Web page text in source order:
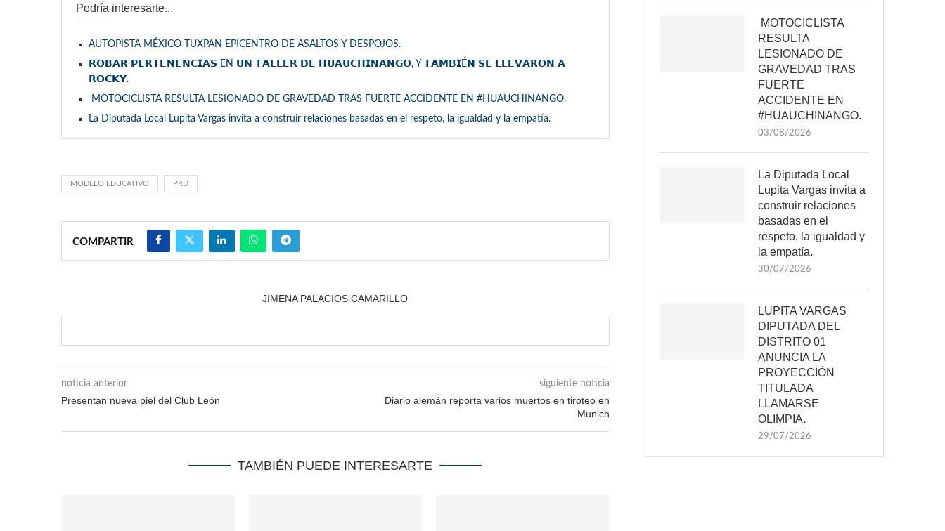
Podría interesarte...
AUTOPISTA MÉXICO-TUXPAN EPICENTRO DE ASALTOS Y DESPOJOS.
𝗥𝗢𝗕𝗔𝗥 𝗣𝗘𝗥𝗧𝗘𝗡𝗘𝗡𝗖𝗜𝗔𝗦 EN 𝗨𝗡 𝗧𝗔𝗟𝗟𝗘𝗥 𝗗𝗘 𝗛𝗨𝗔𝗨𝗖𝗛𝗜𝗡𝗔𝗡𝗚𝗢, Y 𝗧𝗔𝗠𝗕𝗜É𝗡 𝗦𝗘 𝗟𝗟𝗘𝗩𝗔𝗥𝗢𝗡 𝗔
𝗥𝗢𝗖𝗞𝗬.
MOTOCICLISTA RESULTA LESIONADO DE GRAVEDAD TRAS FUERTE ACCIDENTE EN #HUAUCHINANGO.
La Diputada Local Lupita Vargas invita a construir relaciones basadas en el respeto, la igualdad y la empatía.
MODELO EDUCATIVO PRD
COMPARTIR
JIMENA PALACIOS CAMARILLO
noticia anterior
Presentan nueva piel del Club León
siguiente noticia
Diario alemán reporta varios muertos en tiroteo en
Munich
TAMBIÉN PUEDE INTERESARTE
MOTOCICLISTA
RESULTA
LESIONADO DE
GRAVEDAD TRAS
FUERTE
ACCIDENTE EN
#HUAUCHINANGO.
03/08/2026
La Diputada Local
Lupita Vargas invita a
construir relaciones
basadas en el
respeto, la igualdad y
la empatía.
30/07/2026
LUPITA VARGAS
DIPUTADA DEL
DISTRITO 01
ANUNCIA LA
PROYECCIÓN
TITULADA
LLAMARSE
OLIMPIA.
29/07/2026